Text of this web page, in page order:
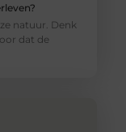
natuur. Denk
dat de